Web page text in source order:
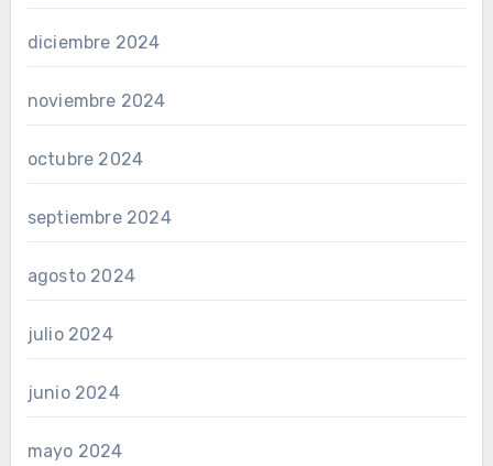
diciembre 2024
noviembre 2024
octubre 2024
septiembre 2024
agosto 2024
julio 2024
junio 2024
mayo 2024